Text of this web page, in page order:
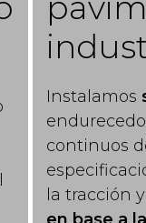
Instalamos
continuos
la tracción
en base a